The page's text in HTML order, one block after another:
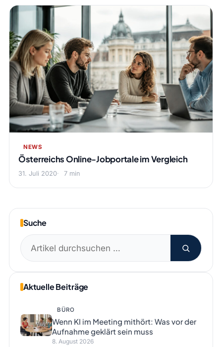
NEWS
Österreichs Online-Jobportale im Vergleich
31. Juli 2020 7 min
Suche
Suchen
nach:
Aktuelle Beiträge
BÜRO
Wenn KI im Meeting mithört: Was vor der
Aufnahme geklärt sein muss
8. August 2026